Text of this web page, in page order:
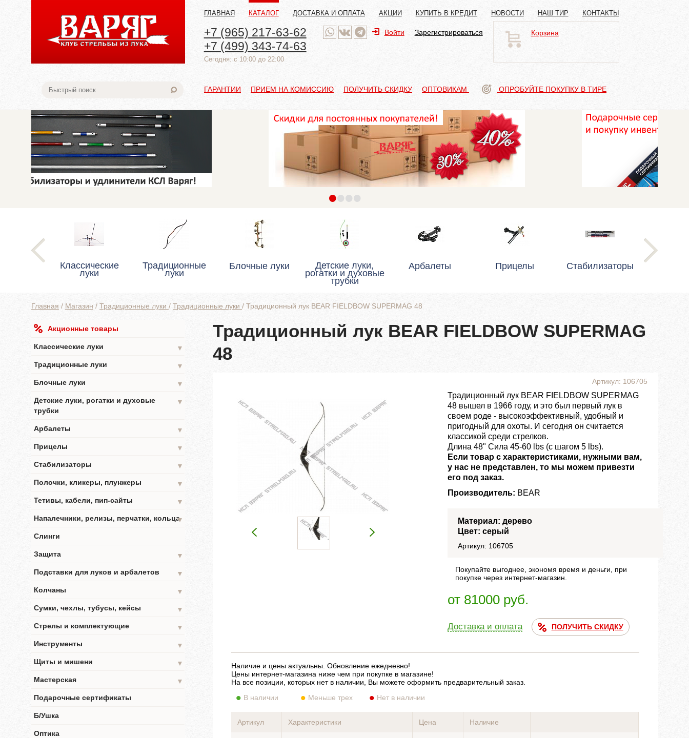
ГЛАВНАЯ КАТАЛОГ ДОСТАВКА И ОПЛАТА АКЦИИ КУПИТЬ В КРЕДИТ НОВОСТИ НАШ ТИР КОНТАКТЫ
+7 (965) 217-63-62
+7 (499) 343-74-63
Cегодня: с 10:00 до 22:00
Войти Зарегистрироваться Корзина
ГАРАНТИИ ПРИЕМ НА КОМИССИЮ ПОЛУЧИТЬ СКИДКУ ОПТОВИКАМ ОПРОБУЙТЕ ПОКУПКУ В ТИРЕ
••••
Классические
луки
Традиционные
луки
Блочные луки Детские луки,
рогатки и духовые
трубки
Арбалеты Прицелы Стабилизаторы
Главная / Магазин / Традиционные луки / Традиционные луки / Традиционный лук BEAR FIELDBOW SUPERMAG 48
Акционные товары
Классические луки
▼
Традиционные луки
▼
Блочные луки
▼
Детские луки, рогатки и духовые
трубки
▼
Арбалеты
▼
Прицелы
▼
Стабилизаторы
▼
Полочки, кликеры, плунжеры
▼
Тетивы, кабели, пип-сайты
▼
Напалечники, релизы, перчатки, кольца▼
Слинги
Защита
▼
Подставки для луков и арбалетов
▼
Колчаны
▼
Сумки, чехлы, тубусы, кейсы
▼
Стрелы и комплектующие
▼
Инструменты
▼
Щиты и мишени
▼
Мастерская
▼
Подарочные сертификаты
Б/Ушка
Оптика
Традиционный лук BEAR FIELDBOW SUPERMAG
48
Артикул: 106705
Традиционный лук BEAR FIELDBOW SUPERMAG
48 вышел в 1966 году, и это был первый лук в
своем роде - высокоэффективный, удобный и
пригодный для охоты. И сегодня он считается
классикой среди стрелков.
Длина 48" Сила 45-60 lbs (с шагом 5 lbs).
Если товар с характеристиками, нужными вам,
у нас не представлен, то мы можем привезти
его под заказ.
Производитель: BEAR
Материал: дерево
Цвет: серый
Артикул: 106705
Покупайте выгоднее, экономя время и деньги, при
покупке через интернет-магазин.
от 81000 руб.
Доставка и оплата ПОЛУЧИТЬ СКИДКУ
Наличие и цены актуальны. Обновление ежедневно!
Цены интернет-магазина ниже чем при покупке в магазине!
На все позиции, которых нет в наличии, Вы можете оформить предварительный заказ.
В наличии
Меньше трех Нет в наличии
Артикул Характеристики Цена Наличие